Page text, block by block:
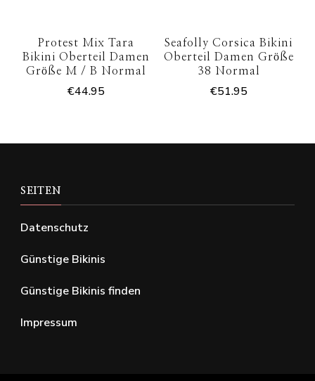
Protest Mix Tara
Bikini Oberteil Damen
Größe M / B Normal
€44.95
Seafolly Corsica Bikini
Oberteil Damen Größe
38 Normal
€51.95
SEITEN
Datenschutz
Günstige Bikinis
Günstige Bikinis finden
Impressum